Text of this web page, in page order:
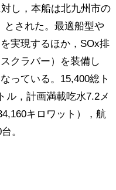
し，本船は北九州市の
とされた。最適船型や
実現するほか，SOx排
クラバー）を装備し
っている。15,400総ト
ル，計画満載吃水7.2メ
キロワット），航
。